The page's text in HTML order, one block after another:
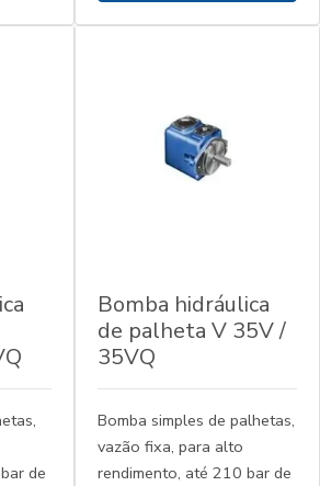
de
Bomba hidráulica
de palheta V 35V /
35VQ
Bomba simples de palhetas,
vazão fixa, para alto
rendimento, até 210 bar de